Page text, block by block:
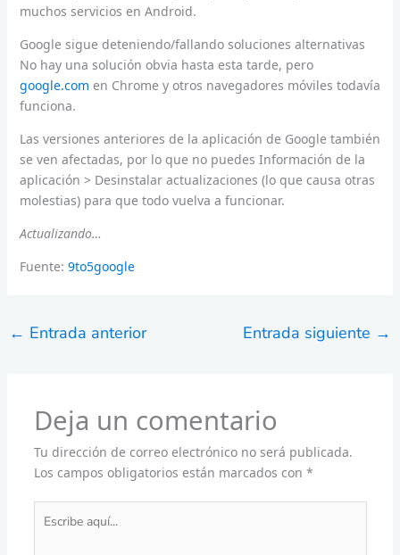
muchos servicios en Android.
Google sigue deteniendo/fallando soluciones alternativas
No hay una solución obvia hasta esta tarde, pero
google.com en Chrome y otros navegadores móviles todavía
funciona.
Las versiones anteriores de la aplicación de Google también
se ven afectadas, por lo que no puedes Información de la
aplicación > Desinstalar actualizaciones (lo que causa otras
molestias) para que todo vuelva a funcionar.
Actualizando…
Fuente: 9to5google
← Entrada anterior Entrada siguiente →
Deja un comentario
Tu dirección de correo electrónico no será publicada.
Los campos obligatorios están marcados con *
aquí...